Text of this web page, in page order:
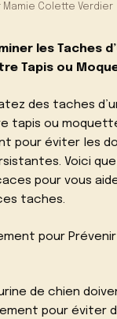
Mamie Colette Verdier
les Taches
Tapis ou
des taches
tapis ou
pour éviter les
Voici
pour vous
taches.
pour
de chien
pour éviter